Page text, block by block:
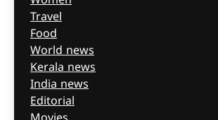
Travel
Food
World news
Kerala news
India news
Editorial